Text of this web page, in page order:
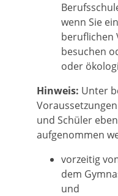
wenn Sie
beruflichen
besuchen
oder
Hinweis: Unter
und Schüler
aufgenommen
vorzeitig
dem
und